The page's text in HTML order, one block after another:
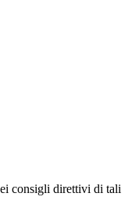
consigli direttivi di tali